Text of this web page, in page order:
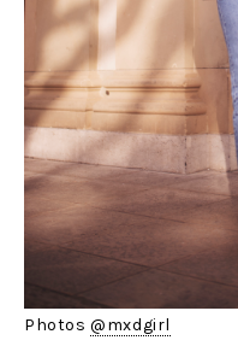
Photos@mxdgirl